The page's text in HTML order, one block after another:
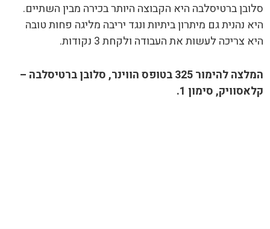
סלובן ברטיסלבה היא הקבוצה היותר בכירה מבין השתיים.
היא נהנית גם מיתרון ביתיות ונגד יריבה מליגה פחות טובה
היא צריכה לעשות את העבודה ולקחת 3 נקודות.
המלצה להימור 325 בטופס הווינר, סלובן ברטיסלבה –
קלאסוויק, סימון 1.